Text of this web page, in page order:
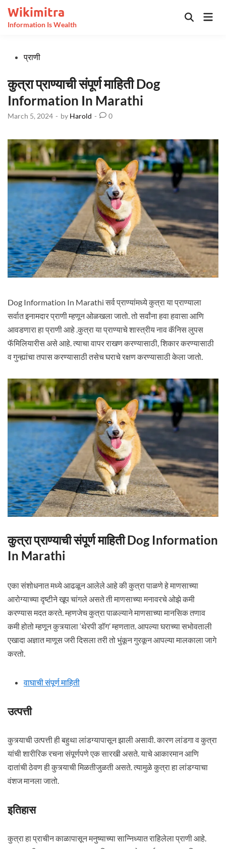
content
Wikimitra
Information Is Wealth
Open
Postedप्राणी
कुत्रा प्राण्याची संपूर्ण माहिती Dog
Information In Marathi
March 5, 2024 - by Harold - 0
Dog Information In Marathi सर्व प्राण्यांमध्ये कुत्रा या प्राण्याला
सर्वात इनामदार प्राणी म्हणून ओळखला जातो. तो सर्वांना हवा हवासा आणि
आवडणारा हा प्राणी आहे .कुत्रा या प्राण्याचे शास्त्रीय नाव कॅनिस लुपस
फॅमिलियारीस असे आहे. त्याचा वापर राखण करण्यासाठी, शिकार करण्यासाठी
व गुन्ह्यांचा तपास करण्यासाठी तसेच घराचे रक्षण करण्यासाठी केला जातो.
कुत्रा प्राण्याची संपूर्ण माहिती Dog Information
In Marathi
एका संशोधनात मध्ये आढळून आलेले आहे की कुत्रा पाळणे हे माणसाच्या
आरोग्याच्या दृष्टीने खूप चांगले असते ती माणसाच्या मनावरचे ओझे कमी
करण्यास मदत करते. म्हणजेच कुत्रा पाळल्याने माणसाच्या मानसिक तणाव
कमी होतो म्हणून कुत्र्याला ‘थेरपी डॉग’ म्हणतात. आपल्या घराच्या सभोवताली
एखादा अज्ञात माणूस जरी दिसला तरी तो भुंकून गुरकून आपल्या मालकाला जागे
करतो.
वाघाची संपूर्ण माहिती
उत्पत्ती
कुत्र्याची उत्पत्ती ही बहुथा लांडग्यापासून झाली असावी. कारण लांडगा व कुत्रा
यांची शारीरिक रचना संपूर्णपणे एक सारखी असते. याचे आकारमान आणि
दातांची ठेवण ही कुत्र्याची मिळतीजुळती असते. त्यामुळे कुत्रा हा लांडग्याचा
वंशज मानला जातो.
इतिहास
कुत्रा हा प्राचीन काळापासून मनुष्याच्या सान्निध्यात राहिलेला प्राणी आहे.